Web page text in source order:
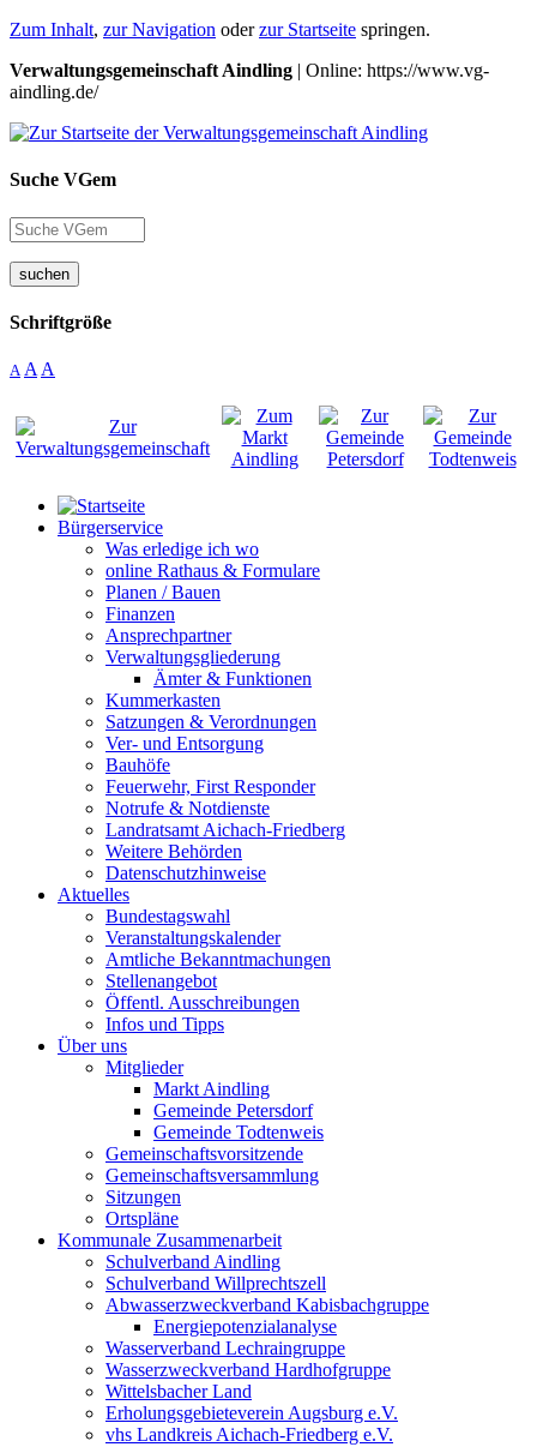
Zum Inhalt, zur Navigation oderzur Startseite springen.
Verwaltungsgemeinschaft Aindling | Online: https://www.vg-
aindling.de/
Suche VGem
suchen
Schriftgröße
A A A
Bürgerservice
Was erledige ich wo
online Rathaus & Formulare
Planen / Bauen
Finanzen
Ansprechpartner
Verwaltungsgliederung
Ämter & Funktionen
Kummerkasten
Satzungen & Verordnungen
Ver- und Entsorgung
Bauhöfe
Feuerwehr, First Responder
Notrufe & Notdienste
Landratsamt Aichach-Friedberg
Weitere Behörden
Datenschutzhinweise
Aktuelles
Bundestagswahl
Veranstaltungskalender
Amtliche Bekanntmachungen
Stellenangebot
Öffentl. Ausschreibungen
Infos und Tipps
Über uns
Mitglieder
Markt Aindling
Gemeinde Petersdorf
Gemeinde Todtenweis
Gemeinschaftsvorsitzende
Gemeinschaftsversammlung
Sitzungen
Ortspläne
Kommunale Zusammenarbeit
Schulverband Aindling
Schulverband Willprechtszell
Abwasserzweckverband Kabisbachgruppe
Energiepotenzialanalyse
Wasserverband Lechraingruppe
Wasserzweckverband Hardhofgruppe
Wittelsbacher Land
Erholungsgebieteverein Augsburg e.V.
vhs Landkreis Aichach-Friedberg e.V.